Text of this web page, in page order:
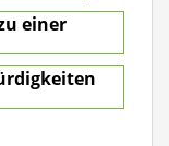
einer